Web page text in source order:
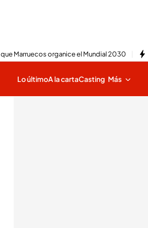
que Marruecos organice el Mundial 2030
Lo últimoA la cartaCasting Más